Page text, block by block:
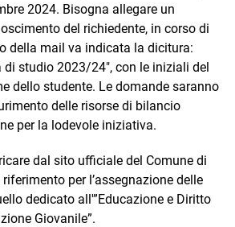
2024. Bisogna allegare un
del richiedente, in corso di
della mail va indicata la dicitura:
di studio 2023/24″, con le iniziali del
dello studente. Le domande saranno
delle risorse di bilancio
per la lodevole iniziativa.
dal sito ufficiale del Comune di
per l’assegnazione delle
dedicato all'”Educazione e Diritto
Giovanile”.